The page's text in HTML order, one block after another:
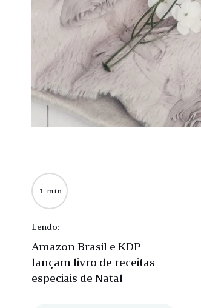
1 min
Lendo:
Amazon Brasil e KDP
lançam livro de receitas
especiais de Natal